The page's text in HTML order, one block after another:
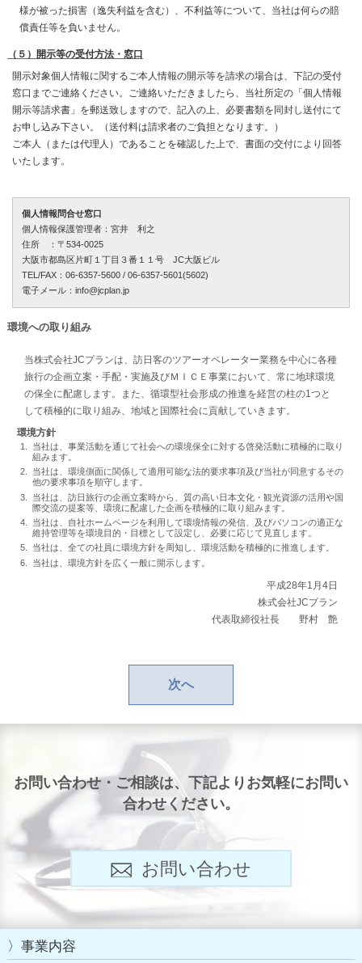
様が被った損害（逸失利益を含む）、不利益等について、当社は何らの賠
償責任等を負いません。
（５）開示等の受付方法・窓口
開示対象個人情報に関するご本人情報の開示等を請求の場合は、下記の受付
窓口までご連絡ください。ご連絡いただきましたら、当社所定の「個人情報
開示等請求書」を郵送致しますので、記入の上、必要書類を同封し送付にて
お申し込み下さい。（送付料は請求者のご負担となります。）
ご本人（または代理人）であることを確認した上で、書面の交付により回答
いたします。
個人情報問合せ窓口
個人情報保護管理者：宮井 利之
住所 ：〒534-0025
大阪市都島区片町１丁目３番１１号 JC大阪ビル
TEL/FAX：06-6357-5600 / 06-6357-5601(5602)
電子メール：info@jcplan.jp
環境への取り組み
当株式会社JCプランは、訪日客のツアーオペレーター業務を中心に各種
旅行の企画立案・手配・実施及びＭＩＣＥ事業において、常に地球環境
の保全に配慮します。また、循環型社会形成の推進を経営の柱の1つと
して積極的に取り組み、地域と国際社会に貢献していきます。
環境方針
当社は、事業活動を通じて社会への環境保全に対する啓発活動に積極的に取り
組みます。
当社は、環境側面に関係して適用可能な法的要求事項及び当社が同意するその
他の要求事項を順守します。
当社は、訪日旅行の企画立案時から、質の高い日本文化・観光資源の活用や国
際交流の提案等、環境に配慮した企画を積極的に取り組みます。
当社は、自社ホームページを利用して環境情報の発信、及びパソコンの適正な
維持管理等を環境目的・目標として設定し、必要に応じて見直します。
当社は、全ての社員に環境方針を周知し、環境活動を積極的に推進します。
当社は、環境方針を広く一般に開示します。
平成28年1月4日
株式会社JCプラン
代表取締役社長 野村 艶
お問い合わせ・ご相談は、下記よりお気軽にお問い
合わせください。
お問い合わせ
事業内容